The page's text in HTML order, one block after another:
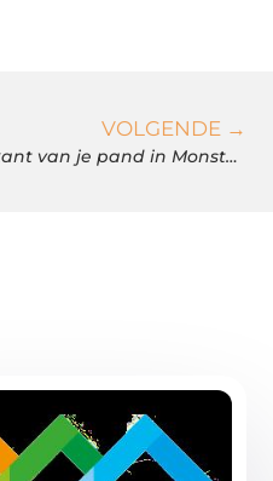
VOLGENDE →
Eén schoonmaakbedrijf om zowel de binnen- als de buitenkant van je pand in Monster schoon te houden